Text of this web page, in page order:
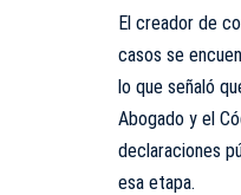
El creador de
casos se
lo que señaló
Abogado y el
declaraciones
esa etapa.